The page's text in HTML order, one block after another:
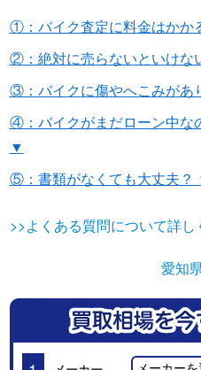
①：バイク査定に料金はかか
②：絶対に売らないといけな
③：バイクに傷やへこみが
④：バイクがまだローン中な
▼
⑤：書類がなくても大丈夫？
>>よくある質問について詳
愛知